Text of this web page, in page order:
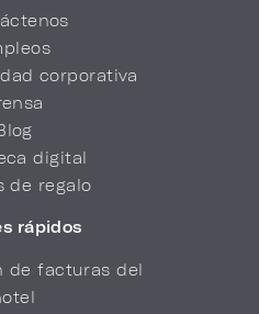
corporativa
digital
de regalo
rápidos
de facturas del